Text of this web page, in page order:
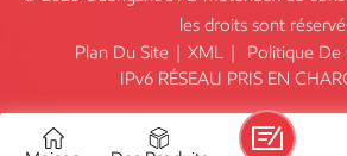
les droits sont
Plan Du Site | XML |
Politique
IPv6 RÉSEAU PRIS EN